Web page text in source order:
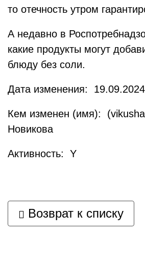
то отечность утром
А недавно в
какие продукты могут
блюду без соли.
Дата изменения:
Кем изменен (имя):
Новикова
Активность: Y
Возврат к списку